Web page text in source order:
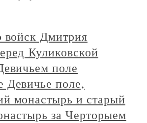
войск Дмитрия
Куликовской
поле
Девичье поле,
монастырь и старый
за Черторыем